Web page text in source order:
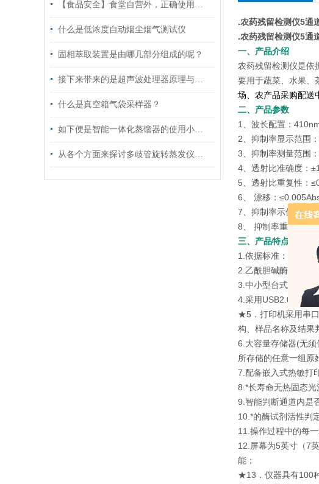
【食品安全】食堂自营外，正确使用食品安全检测仪尤为重要
什么是低浓度自动烟尘烟气测试仪
固相萃取装置是由哪几部分组成的呢？
接下来带来的是超声波处理器原理与特点
什么是真空箱气袋采样器？
如下便是智能一体化蒸馏器的使用小常识
从各个方面来探讨多歧管旋转蒸发仪的技术特点
.农药残留检测仪5通
.农药残留检测仪5通
一、产品介绍
农药残留检测仪是依
要用于蔬菜、水果、
场、农产品采购配送
二、产品参数
1、波长配置：
2、抑制率显示范围
3、抑制率测量范围
4、透射比准确度：
5、透射比重复性：
6、 漂移：
7、抑制率示值误差
8、 抑制率重复性：
三、产品特点
1.依据标准：既可依
2.乙酰胆碱酶、丁酰
3.中小型台式机，金
4.采用USB2.0接口
★5．打印机采用串
构、样品名称及结果
6.大容量存储器(无
所存储的任意一组原
7.配备嵌入式热敏打
8.*长寿命无热固态
9.智能判断通道内是
10.*的酶试剂活性判
11.操作过程中的每
12.屏幕为5英寸（7
能；
★13．仪器具有100